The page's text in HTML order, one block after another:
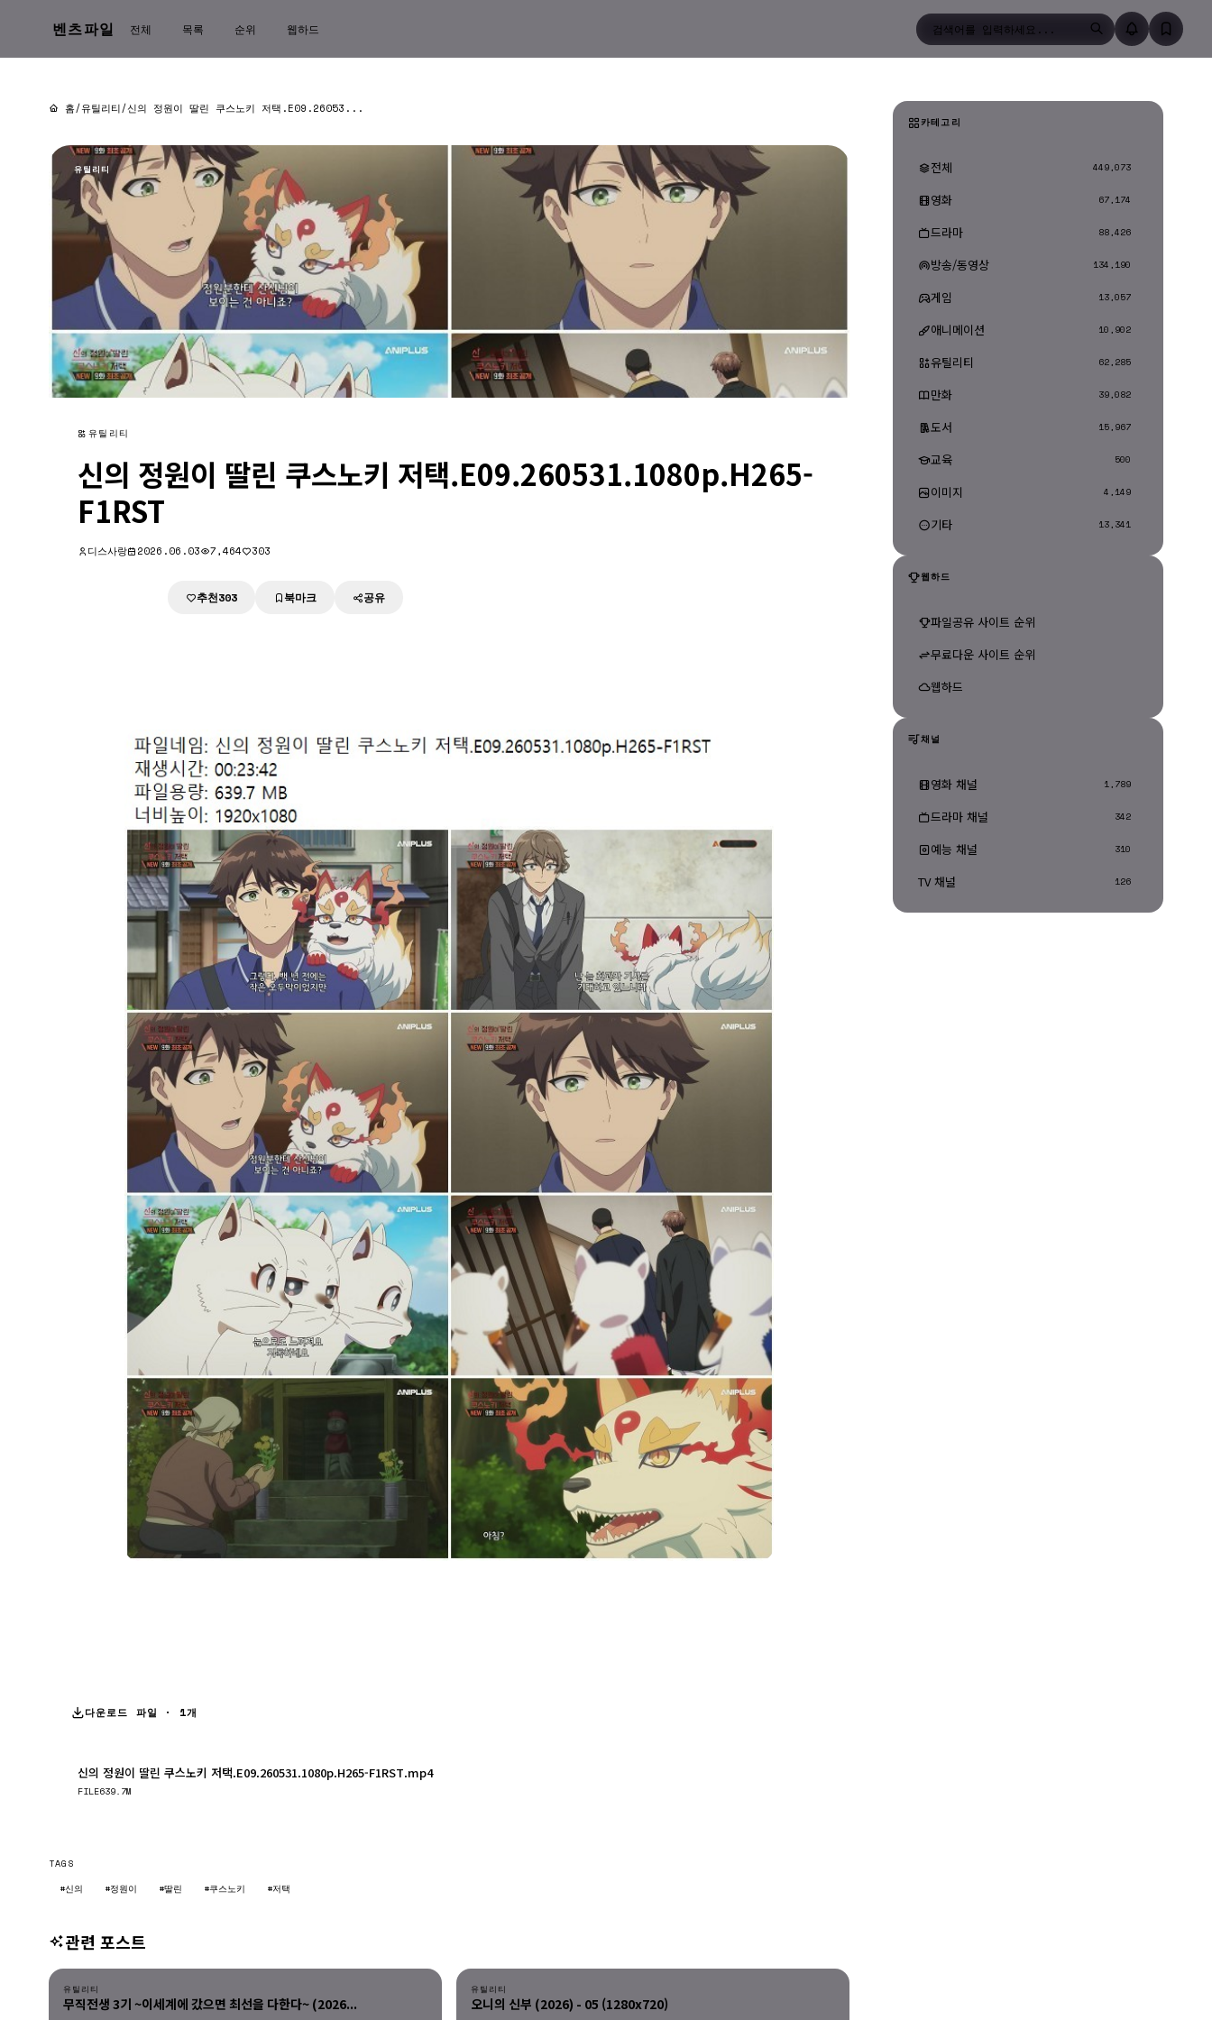
벤츠파일 전체 목록 순위 웹하드 검색
홈/유틸리티/신의 정원이 딸린 쿠스노키 저택.E09.26053...
유틸리티
유틸리티
신의 정원이 딸린 쿠스노키 저택.E09.260531.1080p.H265-
F1RST
디스사랑 2026.06.03 7,464 303
추천303 북마크 공유
다운로드 파일 · 1개
신의 정원이 딸린 쿠스노키 저택.E09.260531.1080p.H265-F1RST.mp4
FILE639.7M
TAGS
#신의
#정원이 #딸린 #쿠스노키 #저택
관련 포스트
유틸리티
유틸리티
무직전생 3기 ~이세계에 갔으면 최선을 다한다~ (2026...
유틸리티
오니의 신부 (2026) - 05 (1280x720)
카테고리
전체 449,073
영화 67,174
드라마 88,426
방송/동영상 134,190
게임 13,057
애니메이션 10,902
유틸리티 62,285
만화 39,082
도서 15,967
교육 500
이미지 4,149
기타 13,341
웹하드
파일공유 사이트 순위
무료다운 사이트 순위
웹하드
채널
영화 채널 1,789
드라마 채널 342
예능 채널 310
TV 채널 126